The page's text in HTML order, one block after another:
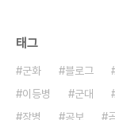
태그
군화 블로그
이등병
군대
장병
공보